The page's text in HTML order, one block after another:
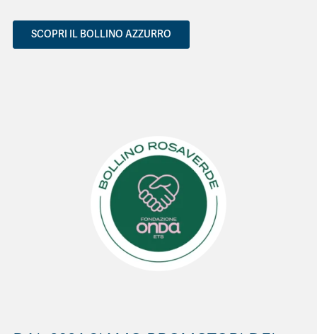
SCOPRI IL BOLLINO AZZURRO